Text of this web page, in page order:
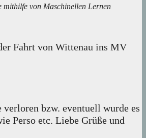
mithilfe von Maschinellen Lernen
Fahrt von Wittenau ins MV
bzw. eventuell wurde es
Perso etc. Liebe Grüße und